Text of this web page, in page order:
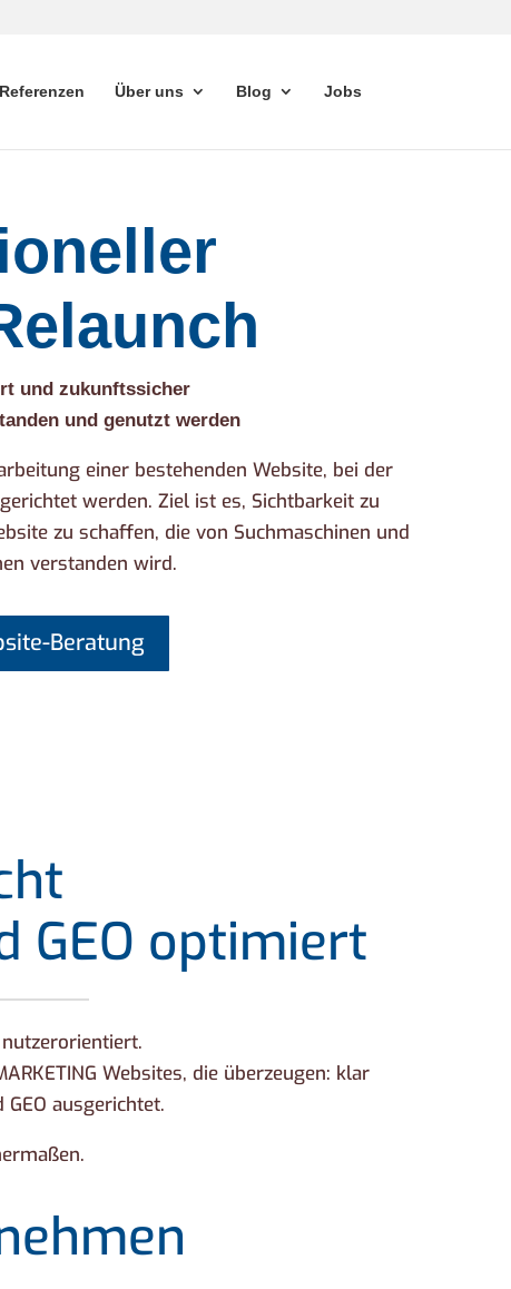
Referenzen Über uns Blog Jobs
und zukunftssicher
und genutzt werden
einer bestehenden Website, bei der
werden. Ziel ist es, Sichtbarkeit zu
zu schaffen, die von Suchmaschinen und
verstanden wird.
Beratung
GEO optimiert
Websites, die überzeugen: klar
ausgerichtet.